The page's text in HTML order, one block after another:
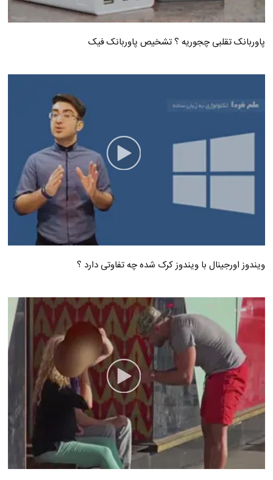
پاوربانک تقلبی چجوریه ؟ تشخیص پاوربانک فیک
ویندوز اورجینال با ویندوز کرک شده چه تفاوتی دارد ؟